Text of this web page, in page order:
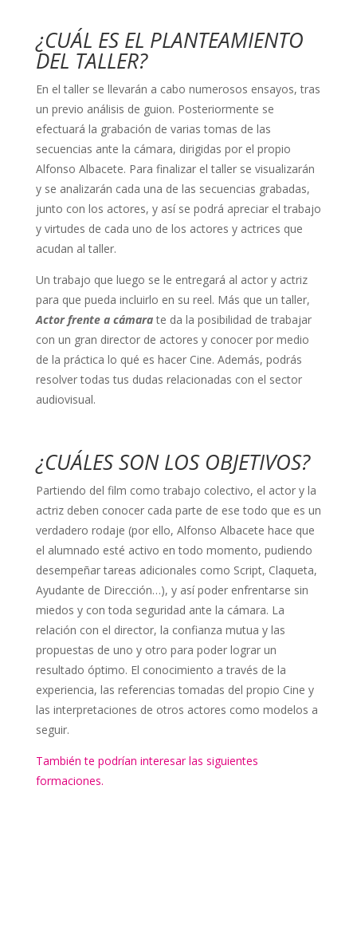
¿CUÁL ES EL PLANTEAMIENTO
DEL TALLER?
En el taller se llevarán a cabo numerosos ensayos, tras
un previo análisis de guion. Posteriormente se
efectuará la grabación de varias tomas de las
secuencias ante la cámara, dirigidas por el propio
Alfonso Albacete. Para finalizar el taller se visualizarán
y se analizarán cada una de las secuencias grabadas,
junto con los actores, y así se podrá apreciar el trabajo
y virtudes de cada uno de los actores y actrices que
acudan al taller.
Un trabajo que luego se le entregará al actor y actriz
para que pueda incluirlo en su reel. Más que un taller,
Actor frente a cámarate da la posibilidad de trabajar
con un gran director de actores y conocer por medio
de la práctica lo qué es hacer Cine. Además, podrás
resolver todas tus dudas relacionadas con el sector
audiovisual.
¿CUÁLES SON LOS OBJETIVOS?
Partiendo del film como trabajo colectivo, el actor y la
actriz deben conocer cada parte de ese todo que es un
verdadero rodaje (por ello, Alfonso Albacete hace que
el alumnado esté activo en todo momento, pudiendo
desempeñar tareas adicionales como Script, Claqueta,
Ayudante de Dirección…), y así poder enfrentarse sin
miedos y con toda seguridad ante la cámara. La
relación con el director, la confianza mutua y las
propuestas de uno y otro para poder lograr un
resultado óptimo. El conocimiento a través de la
experiencia, las referencias tomadas del propio Cine y
las interpretaciones de otros actores como modelos a
seguir.
También te podrían interesar las siguientes
formaciones.